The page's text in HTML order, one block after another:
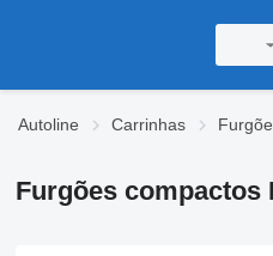
Autoline Carrinhas
Furgões compactos